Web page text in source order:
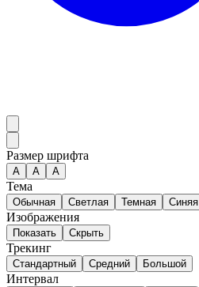
Размер шрифта
А A A
Тема
Обычная Светлая Темная Синяя
Изображения
Показать Скрыть
Трекинг
Стандартный Средний Большой
Интервал